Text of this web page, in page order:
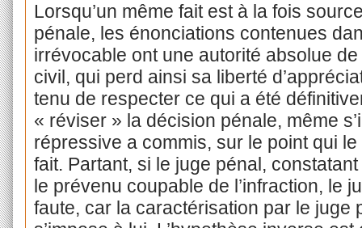
Lorsqu’un même fait est à la fois
pénale, les énonciations contenues
irrévocable ont une autorité absolue
civil, qui perd ainsi sa liberté
tenu de respecter ce qui a été
« réviser » la décision pénale, même
répressive a commis, sur le point qui
fait. Partant, si le juge pénal,
le prévenu coupable de l’infraction, le
faute, car la caractérisation par le juge